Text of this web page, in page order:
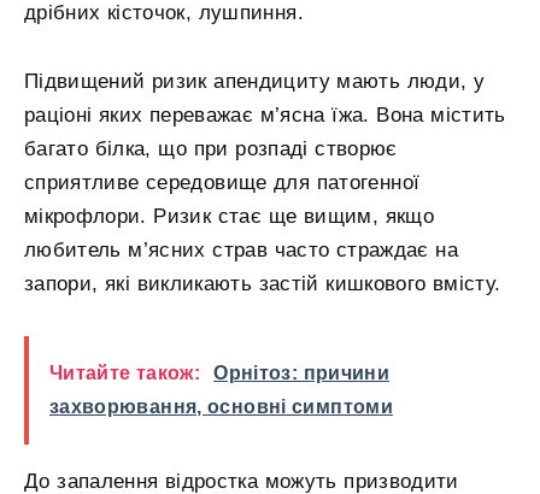
дрібних кісточок, лушпиння.
Підвищений ризик апендициту мають люди, у
раціоні яких переважає м’ясна їжа. Вона містить
багато білка, що при розпаді створює
сприятливе середовище для патогенної
мікрофлори. Ризик стає ще вищим, якщо
любитель м’ясних страв часто страждає на
запори, які викликають застій кишкового вмісту.
Читайте також:
Орнітоз: причини
захворювання, основні симптоми
До запалення відростка можуть призводити